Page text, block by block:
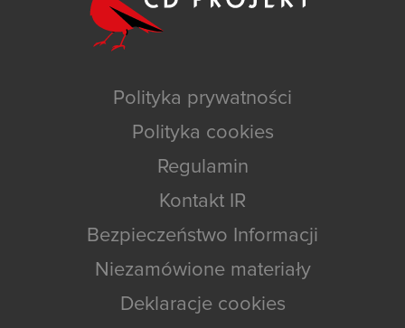
Polityka prywatności
Polityka cookies
Regulamin
Kontakt IR
Bezpieczeństwo Informacji
Niezamówione materiały
Deklaracje cookies